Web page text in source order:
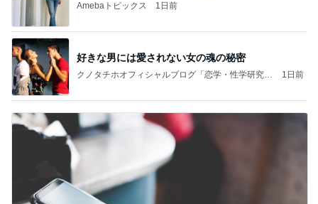
Amebaトピックス 1日前
好きな男には愛されない女の魂の秘密
クノタチホオフィシャルブログ「恋学・性学研究
1日前